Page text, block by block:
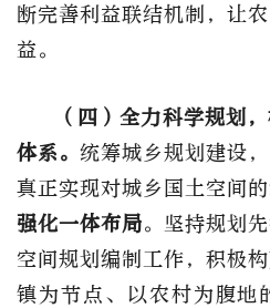
断完善利益联结机制，让
益。
（四）全力科学规划
体系。 统筹城乡规划建设
真正实现对城乡国土空间的
强化一体布局。坚持规划
空间规划编制工作，积极
镇为节点、以农村为腹地